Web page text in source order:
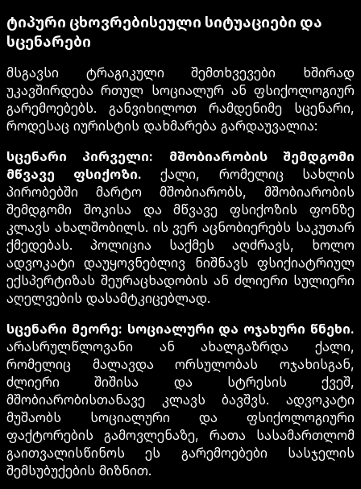
ტიპური ცხოვრებისეული სიტუაციები და
სცენარები
მსგავსი ტრაგიკული შემთხვევები ხშირად
უკავშირდება რთულ სოციალურ ან ფსიქოლოგიურ
გარემოებებს. განვიხილოთ რამდენიმე სცენარი,
როდესაც იურისტის დახმარება გარდაუვალია:
სცენარი პირველი: მშობიარობის შემდგომი
მწვავე ფსიქოზი. ქალი, რომელიც სახლის
პირობებში მარტო მშობიარობს, მშობიარობის
შემდგომი შოკისა და მწვავე ფსიქოზის ფონზე
კლავს ახალშობილს. ის ვერ აცნობიერებს საკუთარ
ქმედებას. პოლიცია საქმეს აღძრავს, ხოლო
ადვოკატი დაუყოვნებლივ ნიშნავს ფსიქიატრიულ
ექსპერტიზას შეურაცხადობის ან ძლიერი სულიერი
აღელვების დასამტკიცებლად.
სცენარი მეორე: სოციალური და ოჯახური წნეხი.
არასრულწლოვანი ან ახალგაზრდა ქალი,
რომელიც მალავდა ორსულობას ოჯახისგან,
ძლიერი შიშისა და სტრესის ქვეშ,
მშობიარობისთანავე კლავს ბავშვს. ადვოკატი
მუშაობს სოციალური და ფსიქოლოგიური
ფაქტორების გამოვლენაზე, რათა სასამართლომ
გაითვალისწინოს ეს გარემოებები სასჯელის
შემსუბუქების მიზნით.